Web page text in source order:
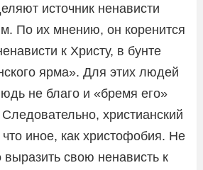
источник ненависти
По их мнению, он коренится
к Христу, в бунте
ярма». Для этих людей
не благо и «бремя его»
христианский
иное, как христофобия. Не
свою ненависть к